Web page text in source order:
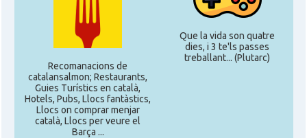
Recomanacions de
catalansalmon; Restaurants,
Guies Turístics en català,
Hotels, Pubs, Llocs fantàstics,
Llocs on comprar menjar
català, Llocs per veure el
Barça ...
Que la vida son quatre
dies, i 3 te'ls passes
treballant... (Plutarc)